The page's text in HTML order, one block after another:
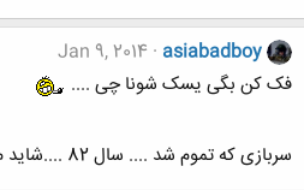
asiabadboy
Jan 9, 2014
فک کن بگی یسک شونا چی ....
سربازی که تموم شد .... سال 82 ....شاید م منظورت سُربازیه ....